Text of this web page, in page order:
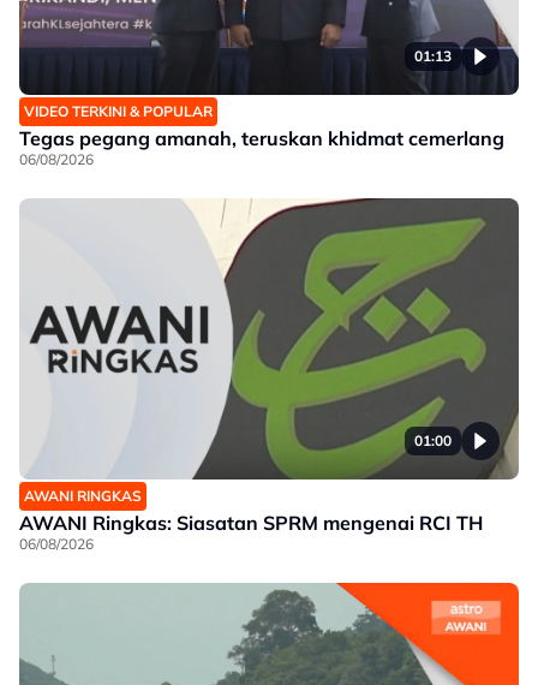
01:13
VIDEO TERKINI & POPULAR
Tegas pegang amanah, teruskan khidmat cemerlang
06/08/2026
01:00
AWANI RINGKAS
AWANI Ringkas: Siasatan SPRM mengenai RCI TH
06/08/2026